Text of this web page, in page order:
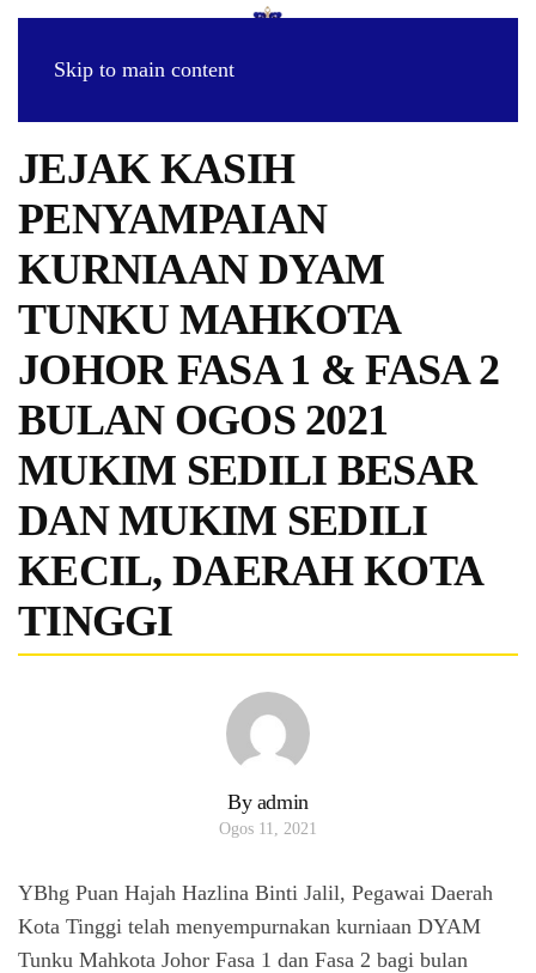
Skip to main content
JEJAK KASIH
PENYAMPAIAN
KURNIAAN DYAM
TUNKU MAHKOTA
JOHOR FASA 1 & FASA 2
BULAN OGOS 2021
MUKIM SEDILI BESAR
DAN MUKIM SEDILI
KECIL, DAERAH KOTA
TINGGI
By admin
Ogos 11, 2021
YBhg Puan Hajah Hazlina Binti Jalil, Pegawai Daerah
Kota Tinggi telah menyempurnakan kurniaan DYAM
Tunku Mahkota Johor Fasa 1 dan Fasa 2 bagi bulan